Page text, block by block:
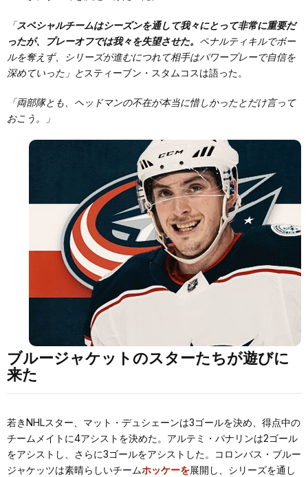
「スペシャルチームはシーズンを通して我々にとって非常に重要だ
ったが、プレーオフでは我々を失望させた。 ペナルティキルでボー
ルを奪えず、シリーズが進むにつれて相手はパワープレーで自信を
深めていった」とスティーブン・スタムコスは語った。
「両部隊とも、ヘッドマンの不在が本当に惜しかったとだけ言って
おこう。」
ブルージャケットのスターたちが遊びに
来た
若きNHLスター、マット・デュシェーンは3ゴールを決め、得点中の
チームメイトに4アシストを決めた。アルテミ・パナリンは2ゴール
をアシストし、さらに3ゴールをアシストした。コロンバス・ブルー
ジャケッツは素晴らしいチームホッケーを展開し、シリーズを通し